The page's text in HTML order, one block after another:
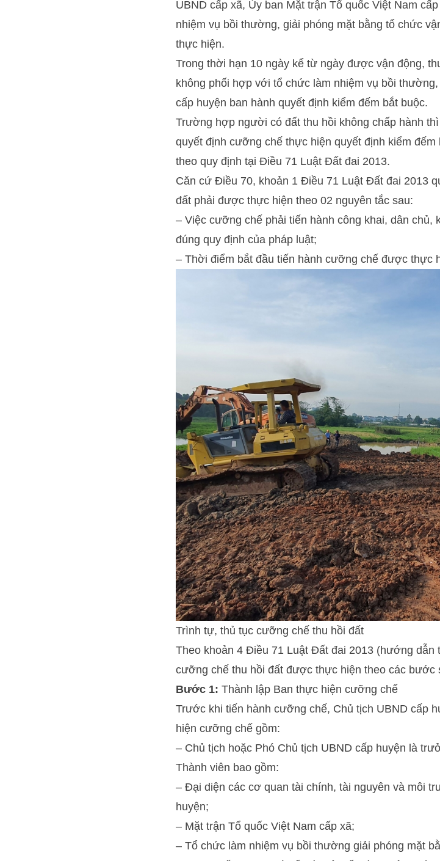
UBND cấp xã, Ủy ban Mặt trận Tổ quốc Việt Nam
nhiệm vụ bồi thường, giải phóng mặt bằng tổ chức
thực hiện.
Trong thời hạn 10 ngày kể từ ngày được vận động,
không phối hợp với tổ chức làm nhiệm vụ bồi
cấp huyện ban hành quyết định kiểm đếm bắt buộc.
Trường hợp người có đất thu hồi không chấp hành
quyết định cưỡng chế thực hiện quyết định kiểm
theo quy định tại Điều 71 Luật Đất đai 2013.
Căn cứ Điều 70, khoản 1 Điều 71 Luật Đất đai 2013
đất phải được thực hiện theo 02 nguyên tắc sau:
– Việc cưỡng chế phải tiến hành công khai, dân chủ,
đúng quy định của pháp luật;
– Thời điểm bắt đầu tiến hành cưỡng chế được thực
Trình tự, thủ tục cưỡng chế thu hồi đất
Theo khoản 4 Điều 71 Luật Đất đai 2013 (hướng dẫn
cưỡng chế thu hồi đất được thực hiện theo các bước
Bước 1: Thành lập Ban thực hiện cưỡng chế
Trước khi tiến hành cưỡng chế, Chủ tịch UBND cấp
hiện cưỡng chế gồm:
– Chủ tịch hoặc Phó Chủ tịch UBND cấp huyện là
Thành viên bao gồm:
– Đại diện các cơ quan tài chính, tài nguyên và môi
huyện;
– Mặt trận Tổ quốc Việt Nam cấp xã;
– Tổ chức làm nhiệm vụ bồi thường giải phóng mặt